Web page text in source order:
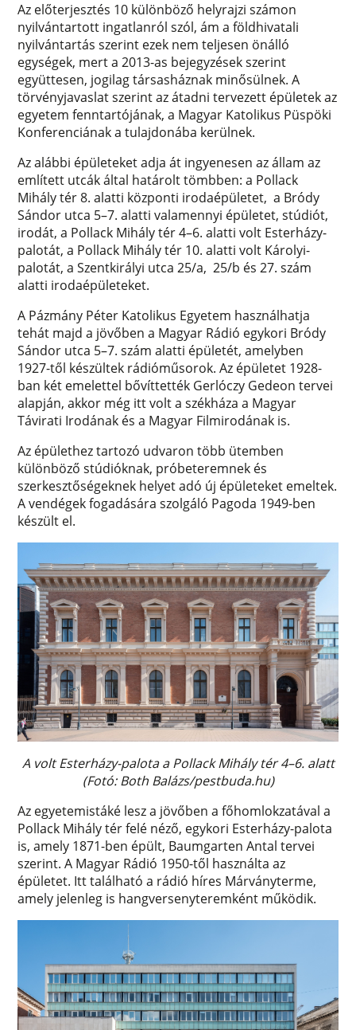
Az előterjesztés 10 különböző helyrajzi számon
nyilvántartott ingatlanról szól, ám a földhivatali
nyilvántartás szerint ezek nem teljesen önálló
egységek, mert a 2013-as bejegyzések szerint
együttesen, jogilag társasháznak minősülnek. A
törvényjavaslat szerint az átadni tervezett épületek az
egyetem fenntartójának, a Magyar Katolikus Püspöki
Konferenciának a tulajdonába kerülnek.
Az alábbi épületeket adja át ingyenesen az állam az
említett utcák által határolt tömbben: a Pollack
Mihály tér 8. alatti központi irodaépületet, a Bródy
Sándor utca 5–7. alatti valamennyi épületet, stúdiót,
irodát, a Pollack Mihály tér 4–6. alatti volt Esterházy-
palotát, a Pollack Mihály tér 10. alatti volt Károlyi-
palotát, a Szentkirályi utca 25/a, 25/b és 27. szám
alatti irodaépületeket.
A Pázmány Péter Katolikus Egyetem használhatja
tehát majd a jövőben a Magyar Rádió egykori Bródy
Sándor utca 5–7. szám alatti épületét, amelyben
1927-től készültek rádióműsorok. Az épületet 1928-
ban két emelettel bővíttették Gerlóczy Gedeon tervei
alapján, akkor még itt volt a székháza a Magyar
Távirati Irodának és a Magyar Filmirodának is.
Az épülethez tartozó udvaron több ütemben
különböző stúdióknak, próbeteremnek és
szerkesztőségeknek helyet adó új épületeket emeltek.
A vendégek fogadására szolgáló Pagoda 1949-ben
készült el.
A volt Esterházy-palota a Pollack Mihály tér 4–6. alatt
(Fotó: Both Balázs/pestbuda.hu)
Az egyetemistáké lesz a jövőben a főhomlokzatával a
Pollack Mihály tér felé néző, egykori Esterházy-palota
is, amely 1871-ben épült, Baumgarten Antal tervei
szerint. A Magyar Rádió 1950-től használta az
épületet. Itt található a rádió híres Márványterme,
amely jelenleg is hangversenyteremként működik.